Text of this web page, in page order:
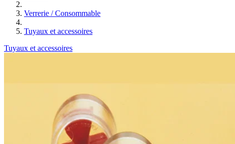
Verrerie / Consommable
Tuyaux et accessoires
Tuyaux et accessoires